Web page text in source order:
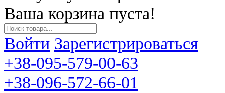
Ваша корзина пуста!
Войти Зарегистрироваться
+38-095-579-00-63
+38-096-572-66-01